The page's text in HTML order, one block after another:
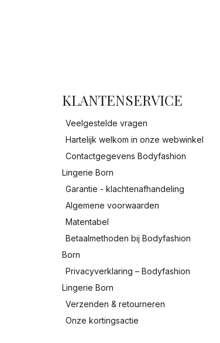
KLANTENSERVICE
Veelgestelde vragen
Hartelijk welkom in onze webwinkel
Contactgegevens Bodyfashion
Lingerie Born
Garantie - klachtenafhandeling
Algemene voorwaarden
Matentabel
Betaalmethoden bij Bodyfashion
Born
Privacyverklaring – Bodyfashion
Lingerie Born
Verzenden & retourneren
Onze kortingsactie